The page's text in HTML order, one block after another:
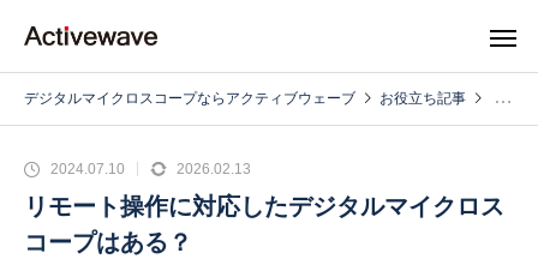
デジタルマイクロスコープならアクティブウェーブ お役立ち記事
2024.07.10 2026.02.13
リモート操作に対応したデジタルマイクロス
コープはある？